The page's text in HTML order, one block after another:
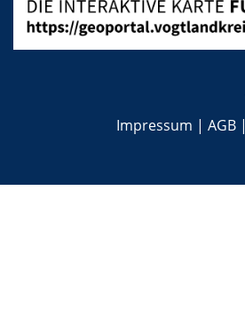
Impressum | AGB |